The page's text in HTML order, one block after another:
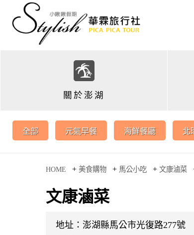
關於澎湖
全部 元氣早餐 海鮮餐廳 北
HOME + 美食購物 + 馬公小吃 + 文康滷菜
文康滷菜
地址： 澎湖縣馬公市光復路277號